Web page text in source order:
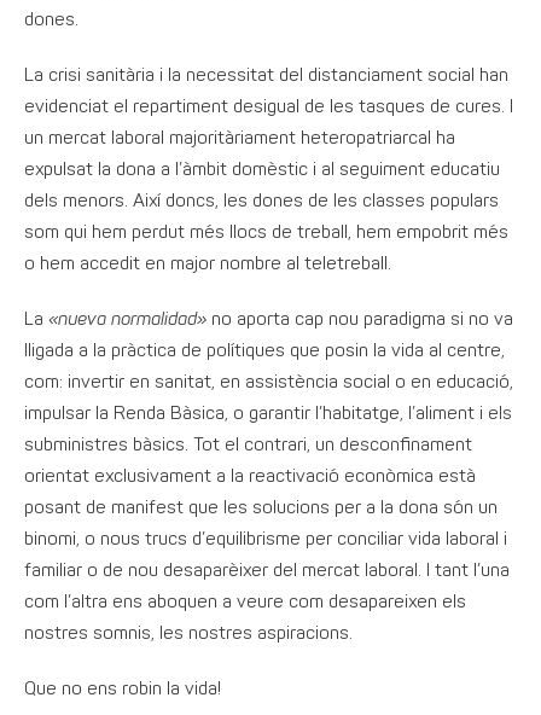
dones.
La crisi sanitària i la necessitat del distanciament social han
evidenciat el repartiment desigual de les tasques de cures. I
un mercat laboral majoritàriament heteropatriarcal ha
expulsat la dona a l’àmbit domèstic i al seguiment educatiu
dels menors. Així doncs, les dones de les classes populars
som qui hem perdut més llocs de treball, hem empobrit més
o hem accedit en major nombre al teletreball.
La «nueva normalidad» no aporta cap nou paradigma si no va
lligada a la pràctica de polítiques que posin la vida al centre,
com: invertir en sanitat, en assistència social o en educació,
impulsar la Renda Bàsica, o garantir l’habitatge, l’aliment i els
subministres bàsics. Tot el contrari, un desconfinament
orientat exclusivament a la reactivació econòmica està
posant de manifest que les solucions per a la dona són un
binomi, o nous trucs d’equilibrisme per conciliar vida laboral i
familiar o de nou desaparèixer del mercat laboral. I tant l’una
com l’altra ens aboquen a veure com desapareixen els
nostres somnis, les nostres aspiracions.
Que no ens robin la vida!